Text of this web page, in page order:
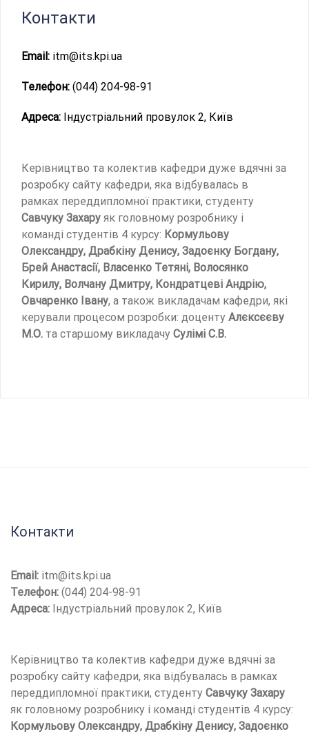
Контакти
Email: itm@its.kpi.ua
Телефон: (044) 204-98-91
Адреса: Індустріальний провулок 2, Київ
Керівництво та колектив кафедри дуже вдячні за
розробку сайту кафедри, яка відбувалась в
рамках переддипломної практики, студенту
Савчуку Захару як головному розробнику і
команді студентів 4 курсу: Кормульову
Олександру, Драбкіну Денису, Задоєнку Богдану,
Брей Анастасії, Власенко Тетяні, Волосянко
Кирилу, Волчану Дмитру, Кондратцеві Андрію,
Овчаренко Івану, а також викладачам кафедри, які
керували процесом розробки: доценту Алєксєєву
М.О. та старшому викладачу Сулімі С.В.
Контакти
Email: itm@its.kpi.ua
Телефон: (044) 204-98-91
Адреса: Індустріальний провулок 2, Київ
Керівництво та колектив кафедри дуже вдячні за
розробку сайту кафедри, яка відбувалась в рамках
переддипломної практики, студенту Савчуку Захару
як головному розробнику і команді студентів 4 курсу:
Кормульову Олександру, Драбкіну Денису, Задоєнко